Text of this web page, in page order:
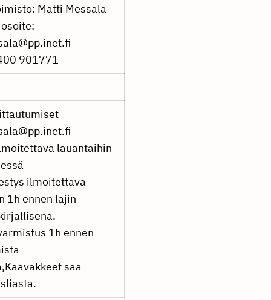
Matti Messala
901771
lauantaihin
ilmoitettava
1h ennen lajin
1h ennen
saa